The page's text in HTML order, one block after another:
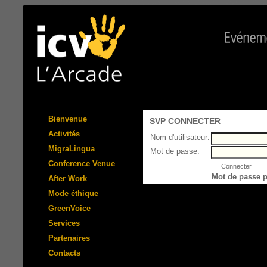
Bienvenue
Activités
MigraLingua
Conference Venue
After Work
Mode éthique
GreenVoice
Services
Partenaires
Contacts
SVP CONNECTER
Nom d'utilisateur:
Mot de passe:
Mot de passe